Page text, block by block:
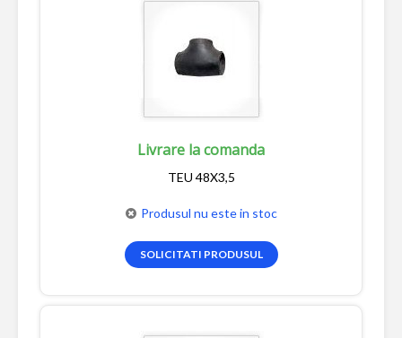
Livrare la comanda
TEU 48X3,5
Produsul nu este in stoc
SOLICITATI PRODUSUL